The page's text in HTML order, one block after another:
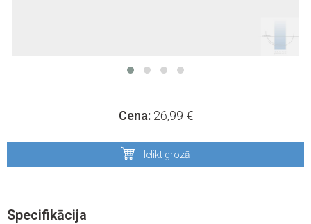
Cena: 26,99 €
Ielikt grozā
Specifikācija